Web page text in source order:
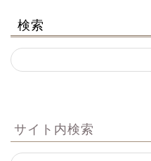
検索
サイト内検索